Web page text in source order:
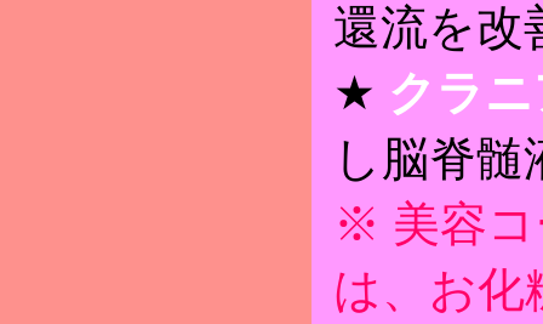
還流を改
★ クラ
し脳脊
※ 美容コ
は、お化